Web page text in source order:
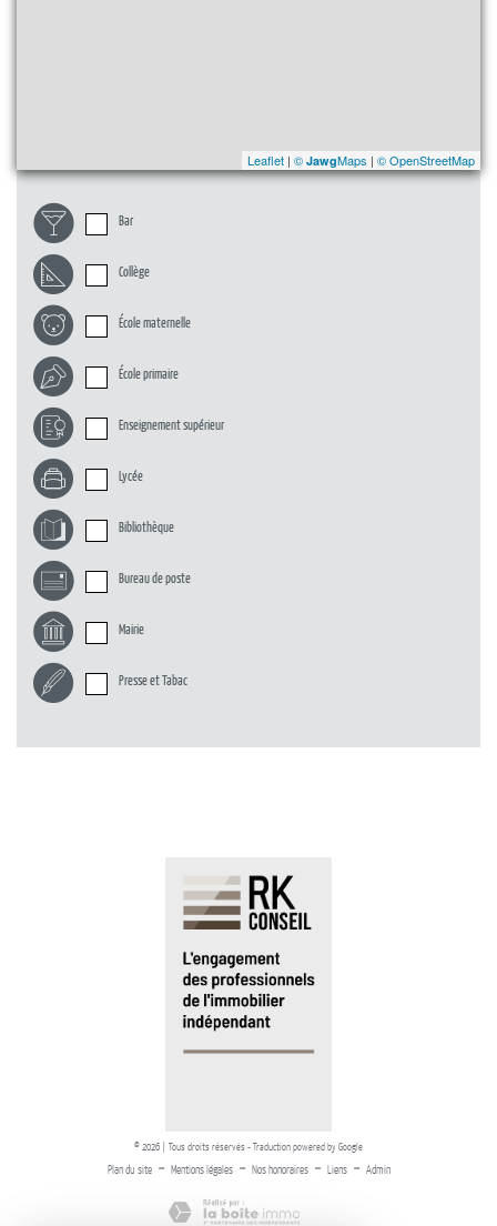
Leaflet | © JawgMaps | © OpenStreetMap
Bar
Collège
École maternelle
École primaire
Enseignement supérieur
Lycée
Bibliothèque
Bureau de poste
Mairie
Presse et Tabac
© 2026 | Tous droits réservés - Traduction powered by Google
Plan du site- Mentions légales- Nos honoraires- Liens- Admin